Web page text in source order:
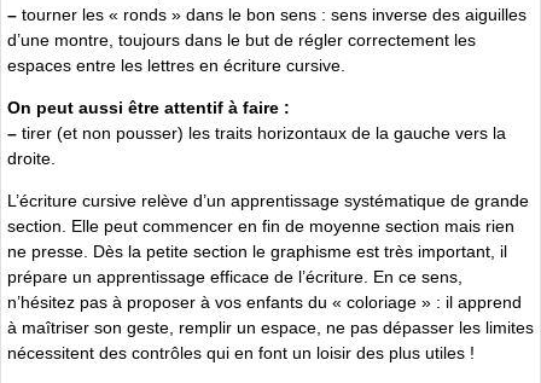
– tourner les « ronds » dans le bon sens : sens inverse des aiguilles
d’une montre, toujours dans le but de régler correctement les
espaces entre les lettres en écriture cursive.
On peut aussi être attentif à faire :
– tirer (et non pousser) les traits horizontaux de la gauche vers la
droite.
L’écriture cursive relève d’un apprentissage systématique de grande
section. Elle peut commencer en fin de moyenne section mais rien
ne presse. Dès la petite section le graphisme est très important, il
prépare un apprentissage efficace de l’écriture. En ce sens,
n’hésitez pas à proposer à vos enfants du « coloriage » : il apprend
à maîtriser son geste, remplir un espace, ne pas dépasser les limites
nécessitent des contrôles qui en font un loisir des plus utiles !